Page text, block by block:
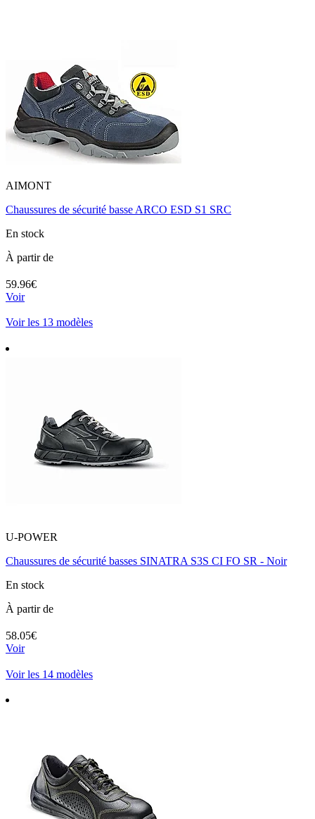
AIMONT
Chaussures de sécurité basse ARCO ESD S1 SRC
En stock
À partir de
59.96€
Voir
Voir les 13 modèles
U-POWER
Chaussures de sécurité basses SINATRA S3S CI FO SR - Noir
En stock
À partir de
58.05€
Voir
Voir les 14 modèles